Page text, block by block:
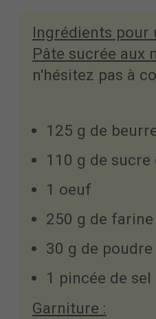
Ingrédients
Pâte sucrée aux
n'hésitez pas à
125 g de
110 g de sucre
1 oeuf
250 g de
30 g de
1 pincée de
Garniture :